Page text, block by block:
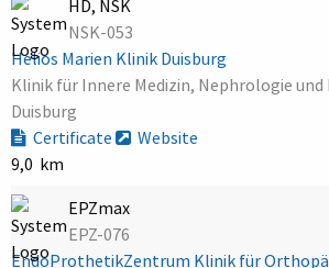
HD, NSK
NSK-053
Helios Marien Klinik Duisburg
Klinik für Innere Medizin, Nephrologie und
Duisburg
Certificate
Website
9,0 km
EPZmax
EPZ-076
EndoProthetikZentrum Klinik für